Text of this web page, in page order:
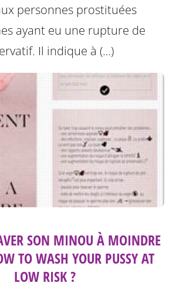
personnes prostituées
ayant eu une rupture de
Il indique à (…)
SON MINOU À MOINDRE
TO WASH YOUR PUSSY AT
LOW RISK ?